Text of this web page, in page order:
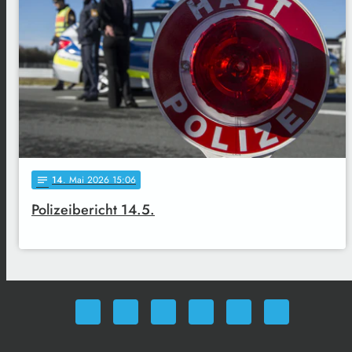
notes 14. Mai 2026 15:06
Polizeibericht 14.5.